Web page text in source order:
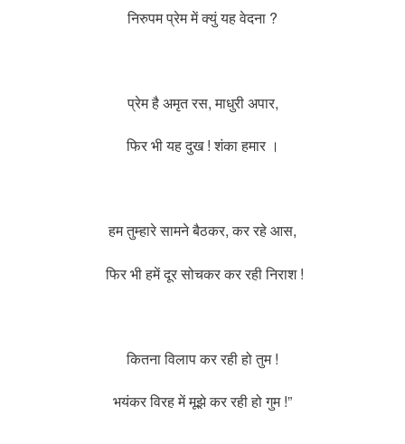
निरुपम प्रेम में क्युं यह वेदना ?
प्रेम है अमृत रस, माधुरी अपार,
फिर भी यह दुख ! शंका हमार ।
हम तुम्हारे सामने बैठकर, कर रहे आस,
फिर भी हमें दूर सोचकर कर रही निराश !
कितना विलाप कर रही हो तुम !
भयंकर विरह में मूझे कर रही हो गुम !”